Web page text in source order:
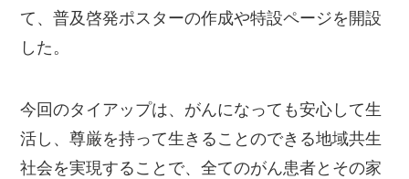
て、普及啓発ポスターの作成や特設ページを開設
した。
今回のタイアップは、がんになっても安心して生
活し、尊厳を持って生きることのできる地域共生
社会を実現することで、全てのがん患者とその家